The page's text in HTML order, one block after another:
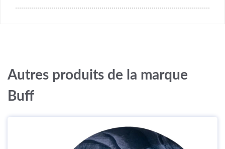
Autres produits de la marque
Buff